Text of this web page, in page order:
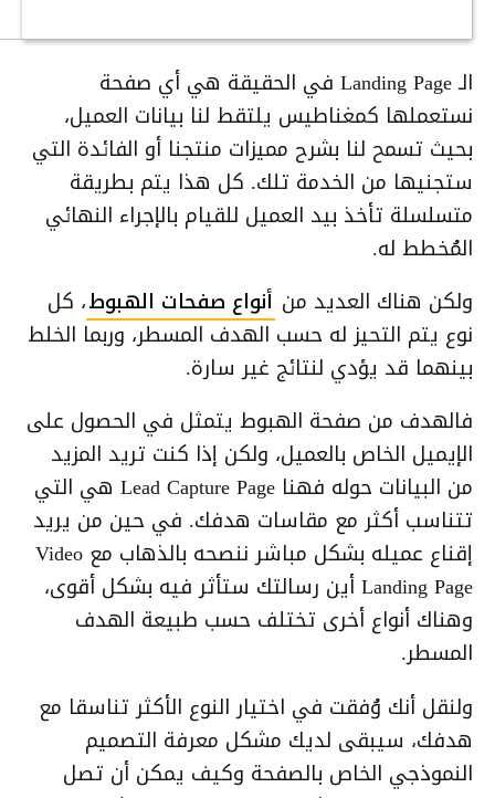
الـ Landing Page في الحقيقة هي أي صفحة
نستعملها كمغناطيس يلتقط لنا بيانات العميل،
بحيث تسمح لنا بشرح مميزات منتجنا أو الفائدة التي
ستجنيها من الخدمة تلك. كل هذا يتم بطريقة
متسلسلة تأخذ بيد العميل للقيام بالإجراء النهائي
المُخطط له.
ولكن هناك العديد من أنواع صفحات الهبوط، كل
نوع يتم التحيز له حسب الهدف المسطر، وربما الخلط
بينهما قد يؤدي لنتائج غير سارة.
فالهدف من صفحة الهبوط يتمثل في الحصول على
الإيميل الخاص بالعميل، ولكن إذا كنت تريد المزيد
من البيانات حوله فهنا Lead Capture Page هي التي
تتناسب أكثر مع مقاسات هدفك. في حين من يريد
إقناع عميله بشكل مباشر ننصحه بالذهاب مع Video
Landing Page أين رسالتك ستأثر فيه بشكل أقوى،
وهناك أنواع أخرى تختلف حسب طبيعة الهدف
المسطر.
ولنقل أنك وُفقت في اختيار النوع الأكثر تناسقا مع
هدفك، سيبقى لديك مشكل معرفة التصميم
النموذجي الخاص بالصفحة وكيف يمكن أن تصل